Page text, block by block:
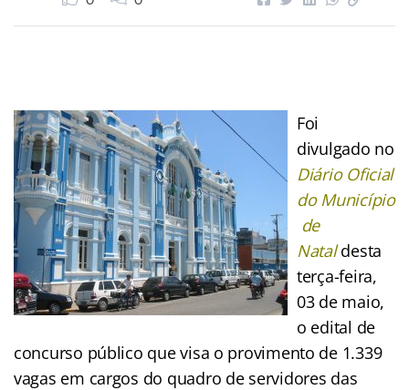
Foi
divulgado no
Diário Oficial
do Município
de
Nataldesta
terça-feira,
03 de maio,
o edital de
concurso público que visa o provimento de 1.339
vagas em cargos do quadro de servidores das